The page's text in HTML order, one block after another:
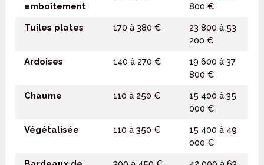
emboîtement
800 €
Tuiles plates
170 à 380 €
23 800 à 53
200 €
Ardoises
140 à 270 €
19 600 à 37
800 €
Chaume
110 à 250 €
15 400 à 35
000 €
Végétalisée
110 à 350 €
15 400 à 49
000 €